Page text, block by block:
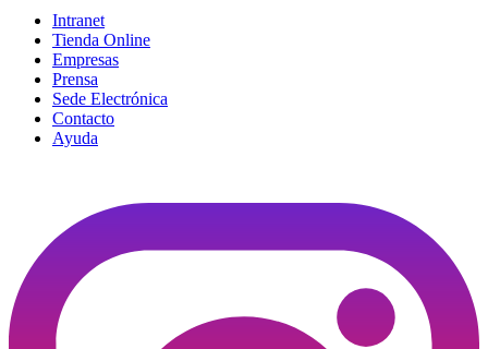
Intranet
Tienda Online
Empresas
Prensa
Sede Electrónica
Contacto
Ayuda